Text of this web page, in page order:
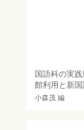
国語科の実
館利用と新
小森茂編